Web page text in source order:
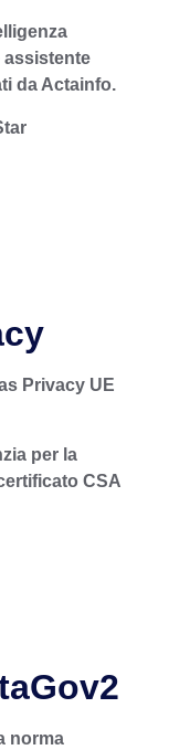
assistente
da Actainfo.
modello
risposte
fornite
vigente
Privacy UE
per la
CSA
e
personali.
e certificato
norma